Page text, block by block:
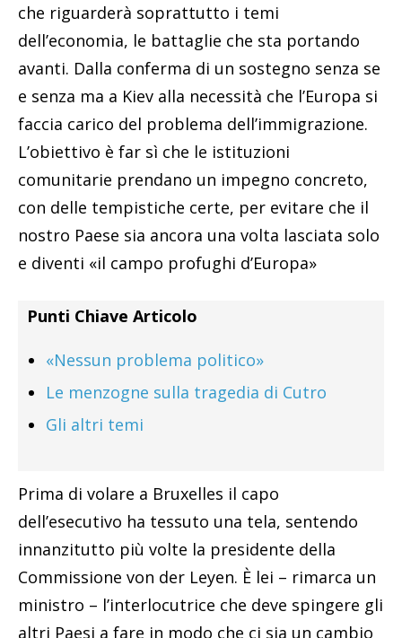
che riguarderà soprattutto i temi
dell’economia, le battaglie che sta portando
avanti. Dalla conferma di un sostegno senza se
e senza ma a Kiev alla necessità che l’Europa si
faccia carico del problema dell’immigrazione.
L’obiettivo è far sì che le istituzioni
comunitarie prendano un impegno concreto,
con delle tempistiche certe, per evitare che il
nostro Paese sia ancora una volta lasciata solo
e diventi «il campo profughi d’Europa»
Punti Chiave Articolo
«Nessun problema politico»
Le menzogne sulla tragedia di Cutro
Gli altri temi
Prima di volare a Bruxelles il capo
dell’esecutivo ha tessuto una tela, sentendo
innanzitutto più volte la presidente della
Commissione von der Leyen. È lei – rimarca un
ministro – l’interlocutrice che deve spingere gli
altri Paesi a fare in modo che ci sia un cambio